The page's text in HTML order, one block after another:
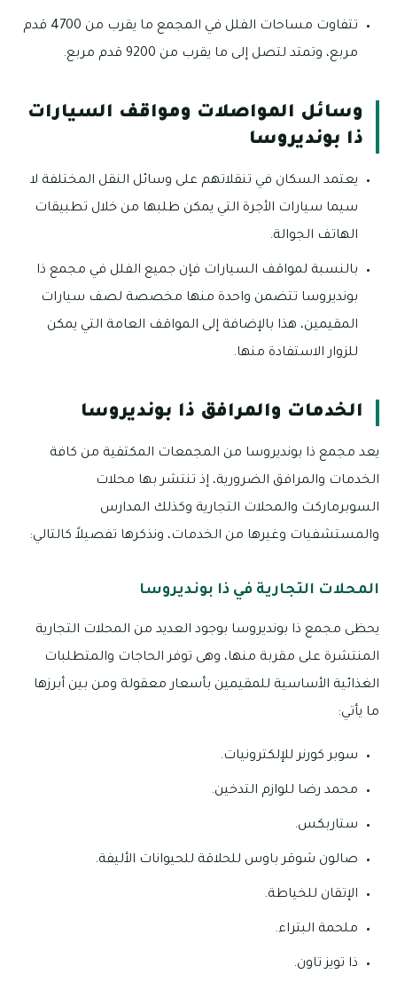
تتفاوت مساحات الفلل في المجمع ما يقرب من 4700 قدم
مربع، وتمتد لتصل إلى ما يقرب من 9200 قدم مربع.
وسائل المواصلات ومواقف السيارات
ذا بونديروسا
يعتمد السكان في تنقلاتهم على وسائل النقل المختلفة لا
سيما سيارات الأجرة التي يمكن طلبها من خلال تطبيقات
الهاتف الجوالة.
بالنسبة لمواقف السيارات فإن جميع الفلل في مجمع ذا
بونديروسا تتضمن واحدة منها مخصصة لصف سيارات
المقيمين، هذا بالإضافة إلى المواقف العامة التي يمكن
للزوار الاستفادة منها.
الخدمات والمرافق ذا بونديروسا
يعد مجمع ذا بونديروسا من المجمعات المكتفية من كافة
الخدمات والمرافق الضرورية، إذ تنتشر بها محلات
السوبرماركت والمحلات التجارية وكذلك المدارس
والمستشفيات وغيرها من الخدمات، ونذكرها تفصيلاً كالتالي:
المحلات التجارية في ذا بونديروسا
يحظى مجمع ذا بونديروسا بوجود العديد من المحلات التجارية
المنتشرة على مقربة منها، وهى توفر الحاجات والمتطلبات
الغذائية الأساسية للمقيمين بأسعار معقولة ومن بين أبرزها
ما يأتي:
سوبر كورنر للإلكترونيات.
محمد رضا للوازم التدخين.
ستاربكس.
صالون شوقر باوس للحلاقة للحيوانات الأليفة.
الإتقان للخياطة.
ملحمة البتراء.
ذا تويز تاون.